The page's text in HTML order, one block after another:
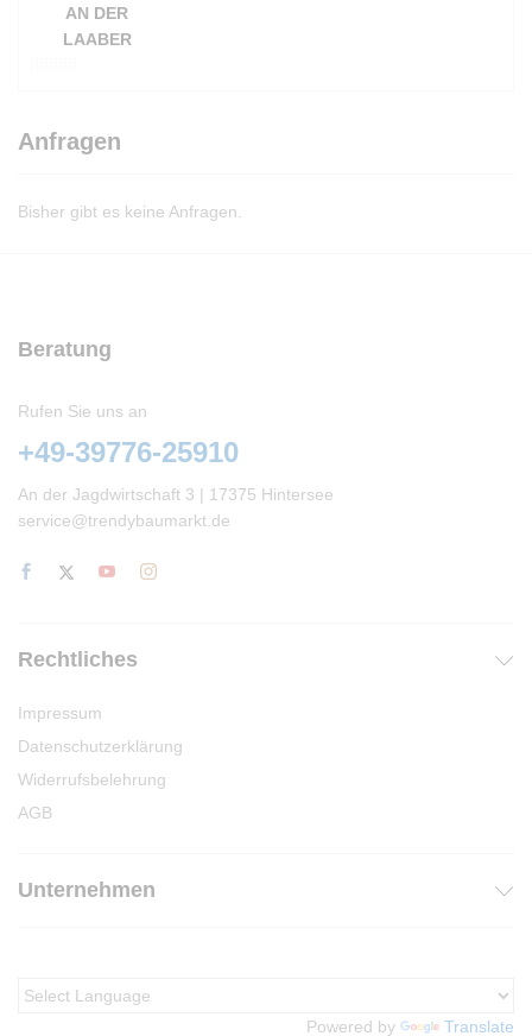
N DER L
AABER
o
Anfragen
Bisher gibt es keine Anfragen.
Beratung
Rufen Sie uns an
+49-39776-25910
An der Jagdwirtschaft 3 | 17375 Hintersee
service@trendybaumarkt.de
Rechtliches
Impressum
Datenschutzerklärung
Widerrufsbelehrung
AGB
Unternehmen
Powered by Translate